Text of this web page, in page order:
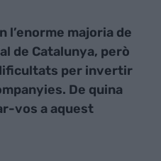
l’enorme majoria de
de Catalunya, però
per invertir
De quina
vos a aquest